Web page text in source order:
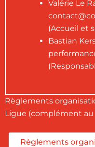
Valérie Le
(Accueil et
Bastian
Règlements
Ligue (complément
Règlements